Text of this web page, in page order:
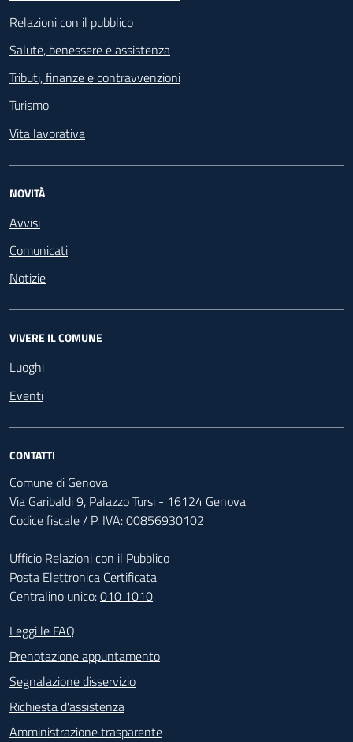
Relazioni con il pubblico
Salute, benessere e assistenza
Tributi, finanze e contravvenzioni
Turismo
Vita lavorativa
NOVITÀ
Avvisi
Comunicati
Notizie
VIVERE IL COMUNE
Luoghi
Eventi
CONTATTI
Comune di Genova
Via Garibaldi 9, Palazzo Tursi - 16124 Genova
Codice fiscale / P. IVA: 00856930102
Ufficio Relazioni con il Pubblico
Posta Elettronica Certificata
Centralino unico:010 1010
Footer - Contatti
Leggi le FAQ
Prenotazione appuntamento
Segnalazione disservizio
Richiesta d'assistenza
Amministrazione trasparente